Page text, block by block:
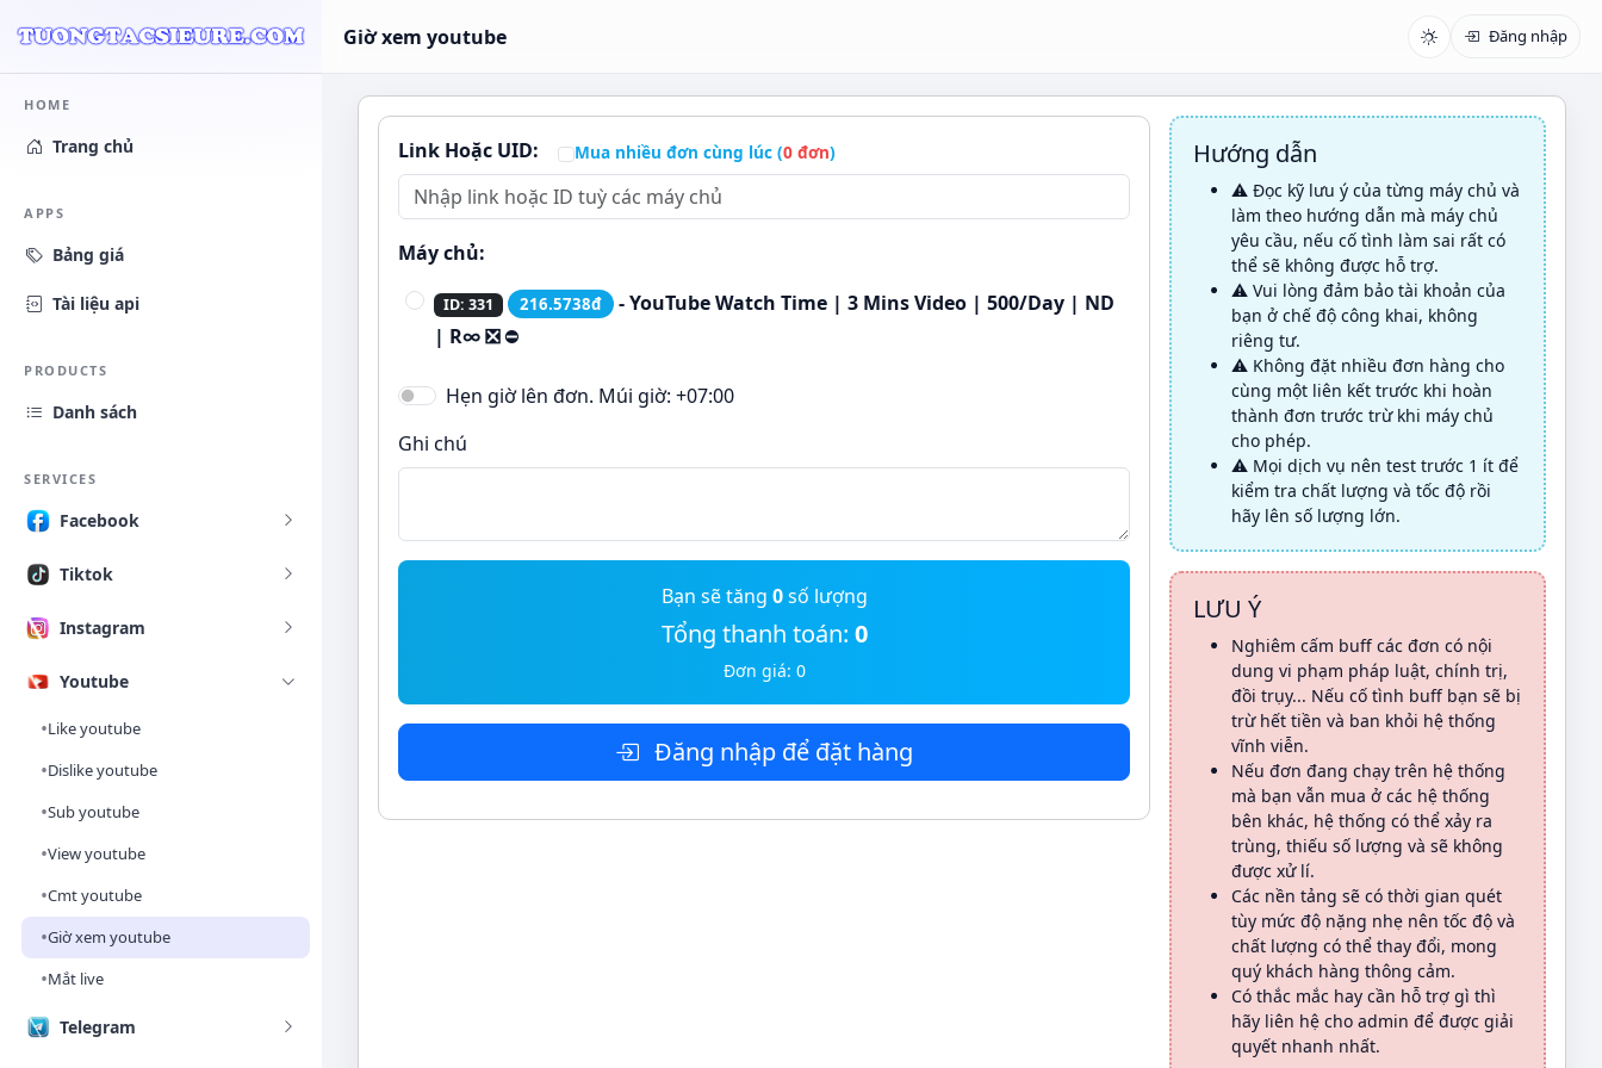
HOME
Trang chủ
APPS
Bảng giá
Tài liệu api
PRODUCTS
Danh sách
SERVICES
Facebook
Tiktok
Instagram
Youtube
•Like youtube
•Dislike youtube
•Sub youtube
•View youtube
•Cmt youtube
•Giờ xem youtube
•Mắt live
Telegram
Giờ xem youtube Đăng nhập
Link Hoặc UID: Mua nhiều đơn cùng lúc (0đơn)
Máy chủ:
ID: 331 216.5738đ
- YouTube Watch Time | 3 Mins Video | 500/Day | ND
| R∞ ❎⛔
Hẹn giờ lên đơn. Múi giờ: +07:00
Ghi chú
Bạn sẽ tăng 0số lượng
Tổng thanh toán: 0
Đơn giá: 0
Đăng nhập để đặt hàng
Hướng dẫn
⚠️ Đọc kỹ lưu ý của từng máy chủ và
làm theo hướng dẫn mà máy chủ
yêu cầu, nếu cố tình làm sai rất có
thể sẽ không được hỗ trợ.
⚠️ Vui lòng đảm bảo tài khoản của
bạn ở chế độ công khai, không
riêng tư.
⚠️ Không đặt nhiều đơn hàng cho
cùng một liên kết trước khi hoàn
thành đơn trước trừ khi máy chủ
cho phép.
⚠️ Mọi dịch vụ nên test trước 1 ít để
kiểm tra chất lượng và tốc độ rồi
hãy lên số lượng lớn.
LƯU Ý
Nghiêm cấm buff các đơn có nội
dung vi phạm pháp luật, chính trị,
đồi trụy... Nếu cố tình buff bạn sẽ bị
trừ hết tiền và ban khỏi hệ thống
vĩnh viễn.
Nếu đơn đang chạy trên hệ thống
mà bạn vẫn mua ở các hệ thống
bên khác, hệ thống có thể xảy ra
trùng, thiếu số lượng và sẽ không
được xử lí.
Các nền tảng sẽ có thời gian quét
tùy mức độ nặng nhẹ nên tốc độ và
chất lượng có thể thay đổi, mong
quý khách hàng thông cảm.
Có thắc mắc hay cần hỗ trợ gì thì
hãy liên hệ cho admin để được giải
quyết nhanh nhất.